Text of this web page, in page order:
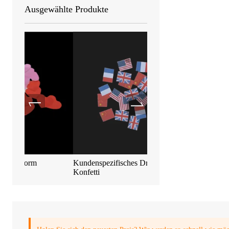
Ausgewählte Produkte
Kundenspezifisches Druckpapier